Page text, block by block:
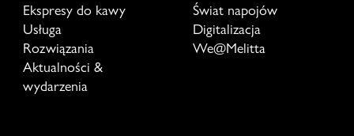
Ekspresy do kawy
Świat napojów
Usługa
Digitalizacja
Rozwiązania
We@Melitta
Aktualności &
wydarzenia